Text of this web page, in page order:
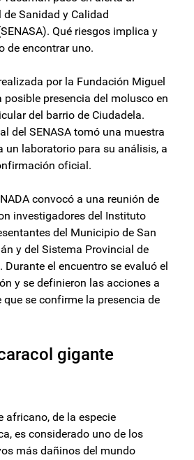
Sanidad y Calidad
Qué riesgos implica y
de encontrar uno.
por la Fundación Miguel
posible presencia del molusco en
del barrio de Ciudadela.
del SENASA tomó una muestra
un laboratorio para su análisis, a
oficial.
convocó a una reunión de
investigadores del Instituto
del Municipio de San
y del Sistema Provincial de
Durante el encuentro se evaluó el
y se definieron las acciones a
que se confirme la presencia de
gigante
africano, de la especie
es considerado uno de los
más dañinos del mundo